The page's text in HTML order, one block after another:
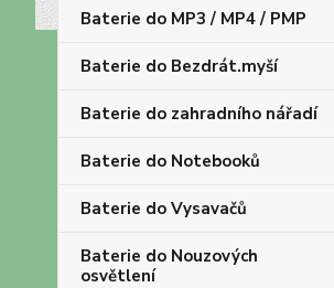
Baterie do MP3 / MP4 / PMP
Baterie do Bezdrát.myší
Baterie do zahradního nářadí
Baterie do Notebooků
Baterie do Vysavačů
Baterie do Nouzových
osvětlení